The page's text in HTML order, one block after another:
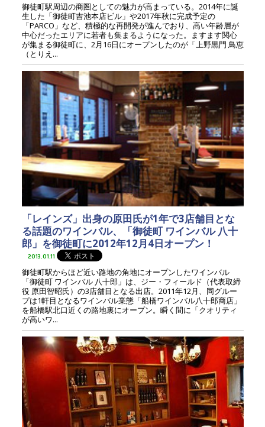
御徒町駅周辺の商圏としての魅力が高まっている。2014年に誕
生した「御徒町吉池本店ビル」や2017年秋に完成予定の
「PARCO」など、積極的な再開発が進んでおり、高い年齢層が
中心だったエリアに若者も集まるようになった。ますます関心
が集まる御徒町に、2月16日にオープンしたのが「上野黒門 鳥恵
（とりえ...
「レインズ」出身の原田氏が1年で3店舗目とな
る話題のワインバル、「御徒町 ワインバル 八十
郎」を御徒町に2012年12月4日オープン！
2013.01.11
御徒町駅からほど近い路地の角地にオープンしたワインバル
「御徒町 ワインバル 八十郎」は、ジー・フィールド（代表取締
役 原田智昭氏）の3店舗目となる出店。2011年12月、同グルー
プは1軒目となるワインバル業態「船橋ワインバル八十郎商店」
を船橋駅北口近くの路地裏にオープン。瞬く間に「クオリティ
が高いワ...